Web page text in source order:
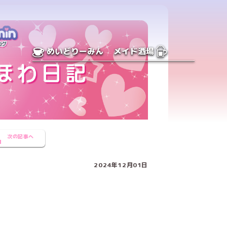
めいどりーみん メイド酒場
次の記事へ
2024年12月01日